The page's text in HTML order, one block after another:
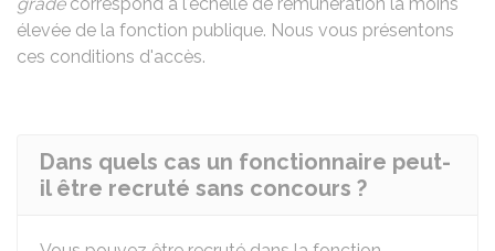
élevée de la fonction publique. Nous vous présentons
ces conditions d'accès.
Dans quels cas un fonctionnaire peut-
il être recruté sans concours ?